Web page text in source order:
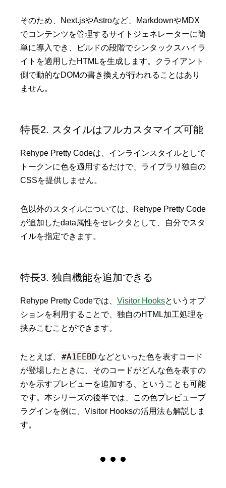
そのため、Next.jsやAstroなど、MarkdownやMDX
でコンテンツを管理するサイトジェネレーターに簡
単に導入でき、ビルドの段階でシンタックスハイラ
イトを適用したHTMLを生成します。クライアント
側で動的なDOMの書き換えが行われることはあり
ません。
特長2. スタイルはフルカスタマイズ可能
Rehype Pretty Codeは、インラインスタイルとして
トークンに色を適用するだけで、ライブラリ独自の
CSSを提供しません。
色以外のスタイルについては、Rehype Pretty Code
が追加したdata属性をセレクタとして、自分でスタ
イルを指定できます。
特長3. 独自機能を追加できる
Rehype Pretty Codeでは、 Visitor Hooksというオプ
ションを利用することで、独自のHTML加工処理を
挟みこむことができます。
たとえば、 #A1EEBD などといった色を表すコード
が登場したときに、そのコードがどんな色を表すの
かを示すプレビューを追加する、ということも可能
です。本シリーズの後半では、この色プレビュープ
ラグインを例に、Visitor Hooksの活用法も解説しま
す。